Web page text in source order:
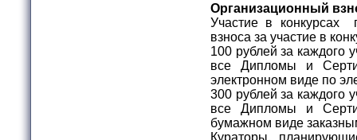
Организационный
Участие в конкурсах
взноса за участие в
100 рублей за каждого
все Дипломы и
электронном виде по
300 рублей за каждого
все Дипломы и
бумажном виде
Кураторы,